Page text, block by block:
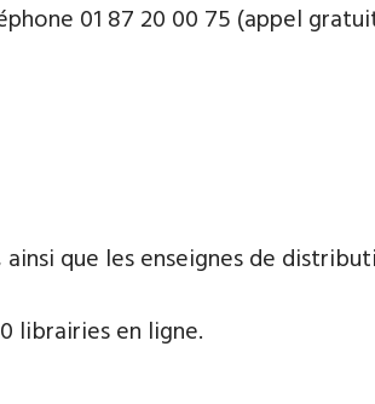
01 87 20 00 75 (appel
que les enseignes de
librairies en ligne.